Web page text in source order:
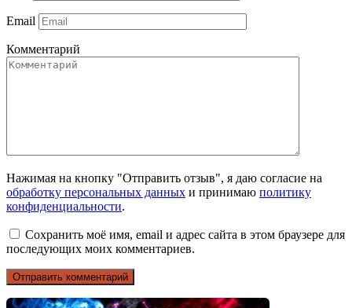
Email
Комментарий
Нажимая на кнопку "Отправить отзыв", я даю согласие на
обработку персональных данных и принимаю политику
конфиденциальности.
Сохранить моё имя, email и адрес сайта в этом браузере для
последующих моих комментариев.